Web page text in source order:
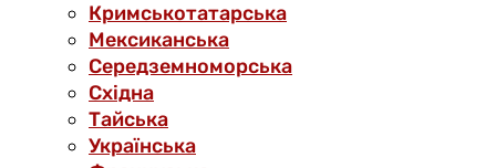
Кримськотатарська
Мексиканська
Середземноморська
Східна
Тайська
Українська